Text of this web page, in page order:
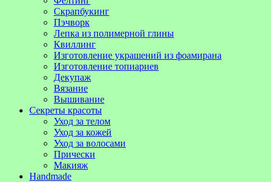
Скрапбукинг
Пэчворк
Лепка из полимерной глины
Квиллинг
Изготовление украшений из фоамирана
Изготовление топиариев
Декупаж
Вязание
Вышивание
Секреты красоты
Уход за телом
Уход за кожей
Уход за волосами
Прически
Макияж
Handmade